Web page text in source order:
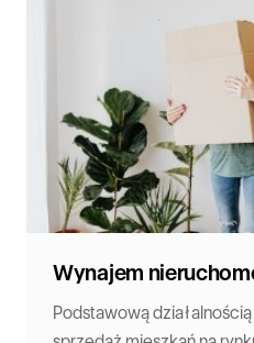
Wynajem
Podstawową